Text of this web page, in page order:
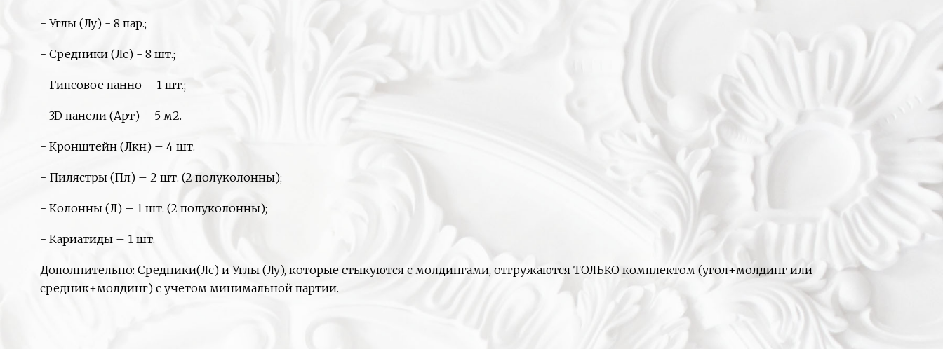
- Углы (Лу) - 8 пар.;
- Средники (Лс) - 8 шт.;
- Гипсовое панно – 1 шт.;
- 3D панели (Арт) – 5 м2.
- Кронштейн (Лкн) – 4 шт.
- Пилястры (Пл) – 2 шт. (2 полуколонны);
- Колонны (Л) – 1 шт. (2 полуколонны);
- Кариатиды – 1 шт.
Дополнительно: Средники(Лс) и Углы (Лу), которые стыкуются с молдингами, отгружаются ТОЛЬКО комплектом (угол+молдинг или
средник+молдинг) с учетом минимальной партии.